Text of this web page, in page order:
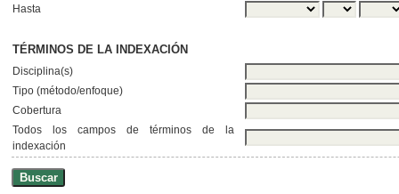
Hasta
TÉRMINOS DE LA INDEXACIÓN
Disciplina(s)
Tipo (método/enfoque)
Cobertura
Todos los campos de términos de la
indexación